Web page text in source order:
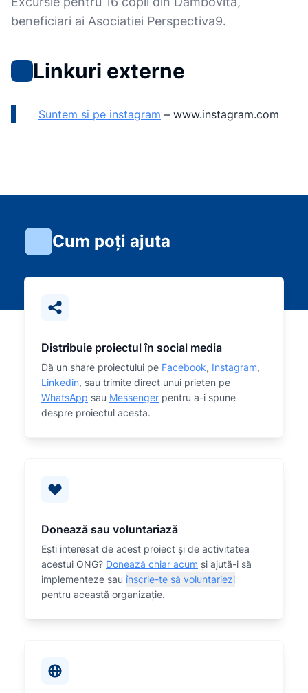
beneficiari ai Asociatiei Perspectiva9.
Linkuri externe
Suntem si pe instagram – www.instagram.com
Cum poți ajuta
Distribuie proiectul în social media
Dă un share proiectului pe Facebook, Instagram,
Linkedin, sau trimite direct unui prieten pe
WhatsApp sau Messenger pentru a-i spune
despre proiectul acesta.
Donează sau voluntariază
Eşti interesat de acest proiect și de activitatea
acestui ONG? Donează chiar acum și ajută-i să
implementeze sauînscrie-te să voluntariezi
pentru această organizaţie.